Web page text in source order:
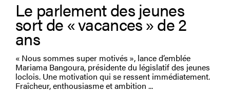
Le parlement des jeunes
sort de « vacances » de 2
ans
« Nous sommes super motivés », lance d’emblée
Mariama Bangoura, présidente du législatif des jeunes
loclois. Une motivation qui se ressent immédiatement.
Fraîcheur, enthousiasme et ambition